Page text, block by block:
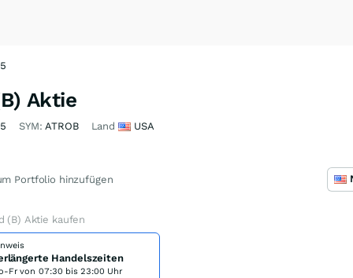
Aktie
SYM:ATROB Land USA
Portfolio hinzufügen
(B) Aktie kaufen
Handelszeiten
Fr von 07:30 bis 23:00 Uhr